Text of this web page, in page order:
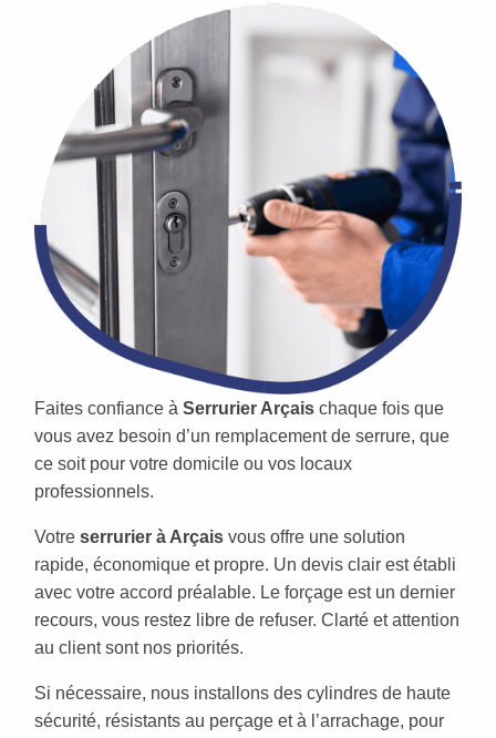
Faites confiance à Serrurier Arçais chaque fois que
vous avez besoin d’un remplacement de serrure, que
ce soit pour votre domicile ou vos locaux
professionnels.
Votre serrurier à Arçais vous offre une solution
rapide, économique et propre. Un devis clair est établi
avec votre accord préalable. Le forçage est un dernier
recours, vous restez libre de refuser. Clarté et attention
au client sont nos priorités.
Si nécessaire, nous installons des cylindres de haute
sécurité, résistants au perçage et à l’arrachage, pour